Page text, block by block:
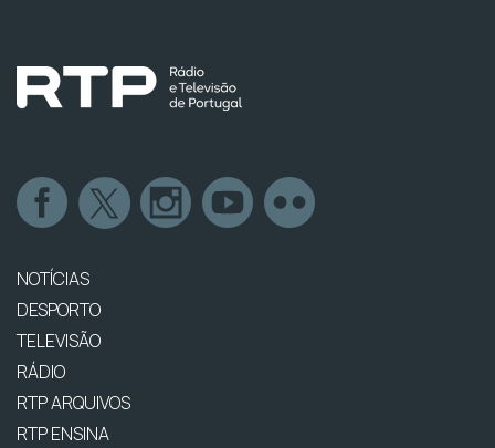
NOTÍCIAS
DESPORTO
TELEVISÃO
RÁDIO
RTP ARQUIVOS
RTP ENSINA